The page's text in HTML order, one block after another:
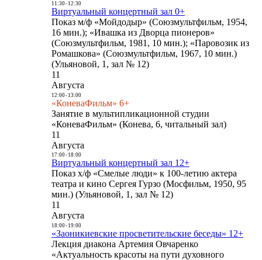
11:30- 12:30
Виртуальный концертный зал 0+
Показ м/ф «Мойдодыр» (Союзмультфильм, 1954,
16 мин.); «Ивашка из Дворца пионеров»
(Союзмультфильм, 1981, 10 мин.); «Паровозик из
Ромашкова» (Союзмультфильм, 1967, 10 мин.)
(Ульяновой, 1, зал № 12)
11
Августа
12:00- 13:00
«КоневаФильм» 6+
Занятие в мультипликационной студии
«КоневаФильм» (Конева, 6, читальный зал)
11
Августа
17:00- 18:00
Виртуальный концертный зал 12+
Показ х/ф «Смелые люди» к 100-летию актера
театра и кино Сергея Гурзо (Мосфильм, 1950, 95
мин.) (Ульяновой, 1, зал № 12)
11
Августа
18:00- 19:00
«Заоникиевские просветительские беседы» 12+
Лекция диакона Артемия Овчаренко
«Актуальность красоты на пути духовного